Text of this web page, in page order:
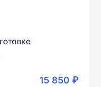
15 850 ₽